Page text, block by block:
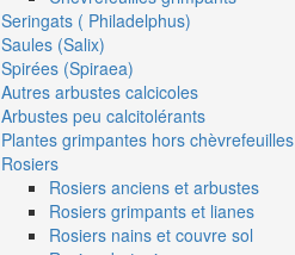
Seringats ( Philadelphus)
Saules (Salix)
Spirées (Spiraea)
Autres arbustes calcicoles
Arbustes peu calcitolérants
Plantes grimpantes hors chèvrefeuilles
Rosiers
Rosiers anciens et arbustes
Rosiers grimpants et lianes
Rosiers nains et couvre sol